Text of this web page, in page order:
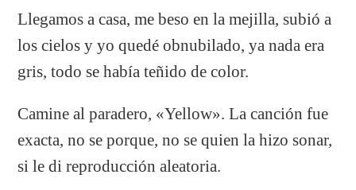
Llegamos a casa, me beso en la mejilla, subió a
los cielos y yo quedé obnubilado, ya nada era
gris, todo se había teñido de color.
Camine al paradero, «Yellow». La canción fue
exacta, no se porque, no se quien la hizo sonar,
si le di reproducción aleatoria.